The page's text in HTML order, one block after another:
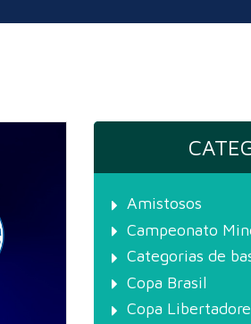
Amistosos
Campeonato
Categorias de
Copa Brasil
Copa